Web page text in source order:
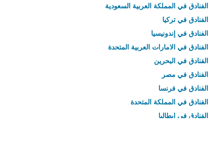
الفنادق في المملكة العربية السعودية
الفنادق في تركيا
الفنادق في إندونيسيا
الفنادق في الامارات العربية المتحدة
الفنادق في البحرين
الفنادق في مصر
الفنادق في فرنسا
الفنادق في المملكة المتحدة
الفنادق في إيطاليا